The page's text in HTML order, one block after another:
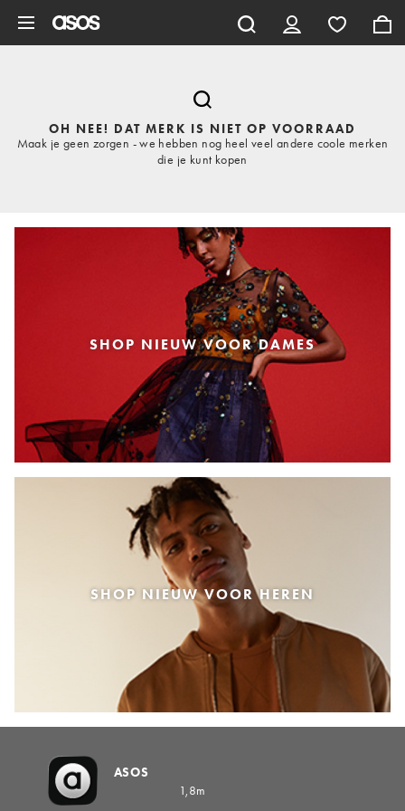
OH NEE! DAT MERK IS NIET OP VOORRAAD
Maak je geen zorgen - we hebben nog heel veel andere coole merken
die je kunt kopen
SHOP NIEUW VOOR DAMES
SHOP NIEUW VOOR HEREN
ASOS
1,8m